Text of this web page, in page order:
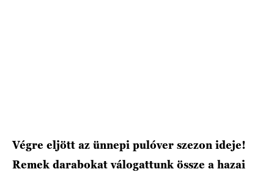
Végre eljött az ünnepi pulóver szezon ideje!
Remek darabokat válogattunk össze a hazai